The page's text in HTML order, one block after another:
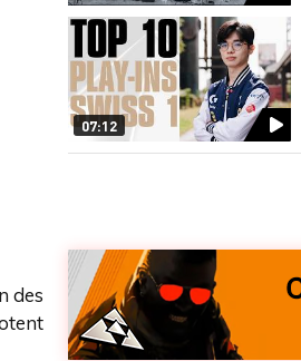
des
07:12